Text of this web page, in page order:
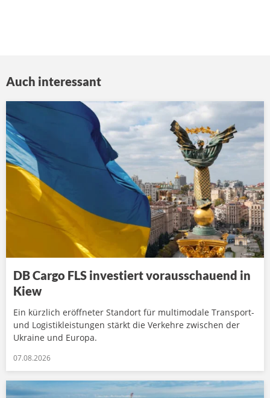
Auch interessant
DB Cargo FLS investiert vorausschauend in
Kiew
Ein kürzlich eröffneter Standort für multimodale Transport-
und Logistikleistungen stärkt die Verkehre zwischen der
Ukraine und Europa.
07.08.2026